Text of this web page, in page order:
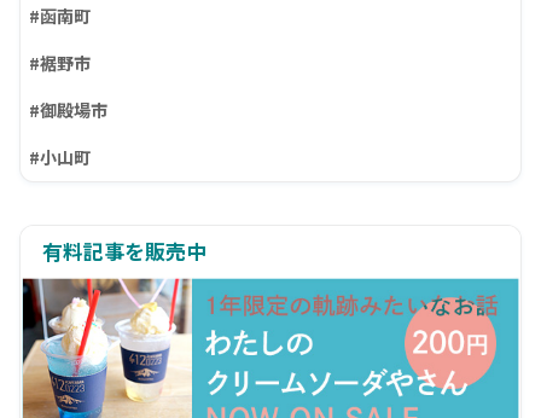
#函南町
#裾野市
#御殿場市
#小山町
有料記事を販売中